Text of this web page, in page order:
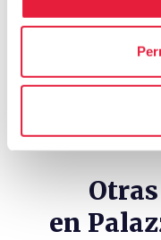
celebration
Guías y
en